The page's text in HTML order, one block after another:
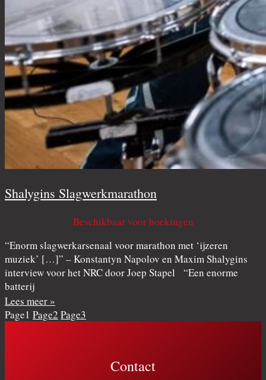
Shalygins Slagwerkmarathon
Beschikbaar voor boekingen
“Enorm slagwerkarsenaal voor marathon met ‘ijzeren
muziek’ […]” – Konstantyn Napolov en Maxim Shalygins
interview voor het NRC door Joep Stapel “Een enorme
batterij
Lees meer »
Page1 Page2 Page3
Contact